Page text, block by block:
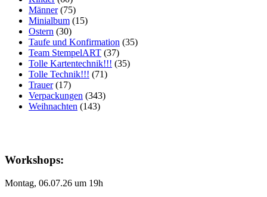
Männer(75)
Minialbum (15)
Ostern (30)
Taufe und Konfirmation (35)
Team StempelART (37)
Tolle Kartentechnik!!! (35)
Tolle Technik!!! (71)
Trauer(17)
Verpackungen (343)
Weihnachten (143)
Workshops:
Montag, 06.07.26 um 19h